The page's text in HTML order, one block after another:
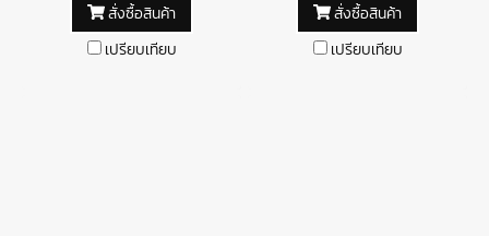
สั่งซื้อสินค้า
เปรียบเทียบ
สั่งซื้อสินค้า
เปรียบเทียบ